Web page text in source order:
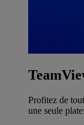
Profitez de
une seule